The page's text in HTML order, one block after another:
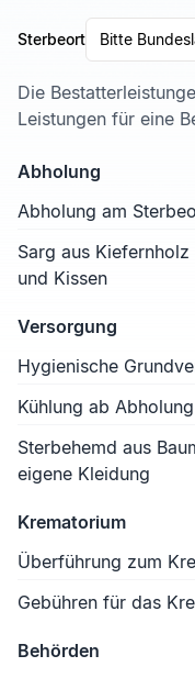
Sterbeort Bitte
Die
Leistungen für eine
Abholung
Abholung am
Sarg aus
und Kissen
Versorgung
Hygienische
Kühlung ab
Sterbehemd aus
eigene Kleidung
Krematorium
Überführung zum
Gebühren für das
Behörden